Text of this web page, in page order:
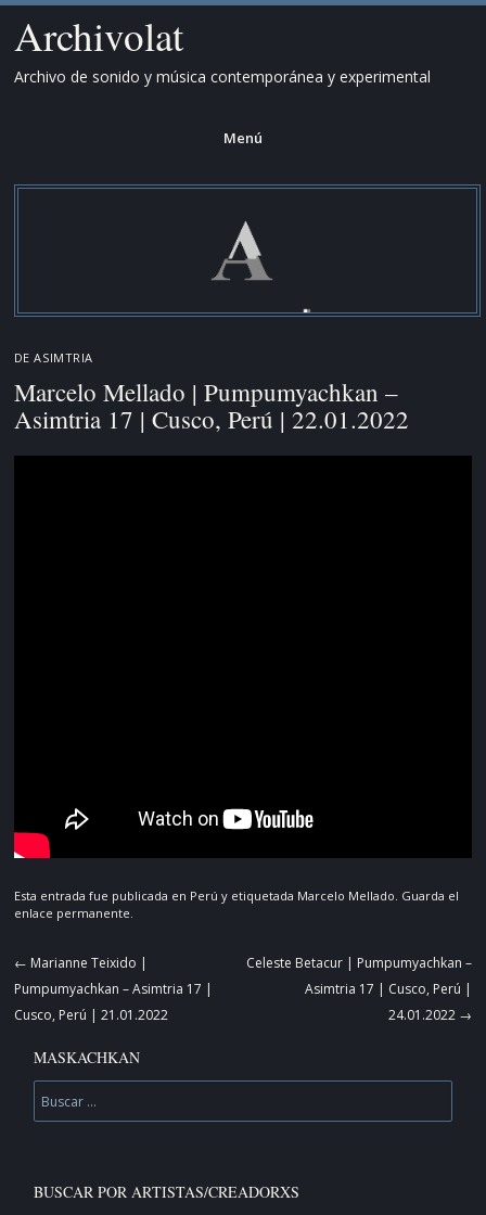
Archivolat
Archivo de sonido y música contemporánea y experimental
Menú
Saltar
DEASIMTRIA
Marcelo Mellado | Pumpumyachkan –
Asimtria 17 | Cusco, Perú | 22.01.2022
Esta entrada fue publicada en Perú y etiquetada Marcelo Mellado . Guarda el
enlace permanente
Navegador
de
artículos
← Marianne Teixido |
Pumpumyachkan – Asimtria 17 |
Cusco, Perú | 21.01.2022
Celeste Betacur | Pumpumyachkan –
Asimtria 17 | Cusco, Perú |
24.01.2022 →
MASKACHKAN
Buscar
BUSCAR POR ARTISTAS/CREADORXS